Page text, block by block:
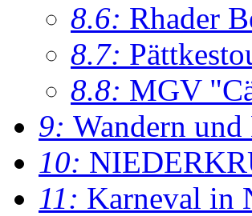
8.6: Rhader
8.7:
8.8: MGV
9: Wandern
10:
11: Karneval in